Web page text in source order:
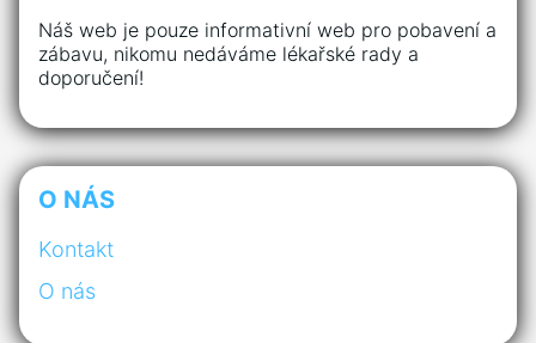
Náš web je pouze informativní web pro pobavení a
zábavu, nikomu nedáváme lékařské rady a
doporučení!
O NÁS
Kontakt
O nás